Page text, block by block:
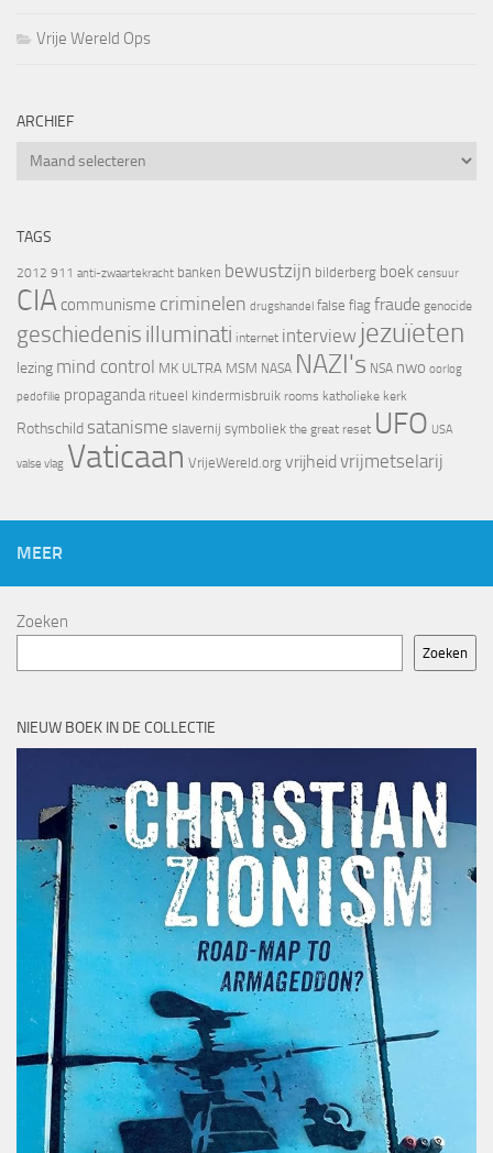
Vrije Wereld Ops
ARCHIEF
Archief
TAGS
2012 911 anti-zwaartekracht banken bewustzijn bilderberg boek censuur
CIA communisme criminelen drugshandel false flag fraude genocide
geschiedenis illuminati internet interview jezuïeten
lezing mind control MK ULTRA MSM NASA NAZI's NSA nwo oorlog
pedofilie propaganda ritueel kindermisbruik rooms katholieke kerk
Rothschild satanisme slavernij symboliek the great reset UFO USA
valse vlag Vaticaan VrijeWereld.org vrijheid vrijmetselarij
MEER
Zoeken
Zoeken
NIEUW BOEK IN DE COLLECTIE